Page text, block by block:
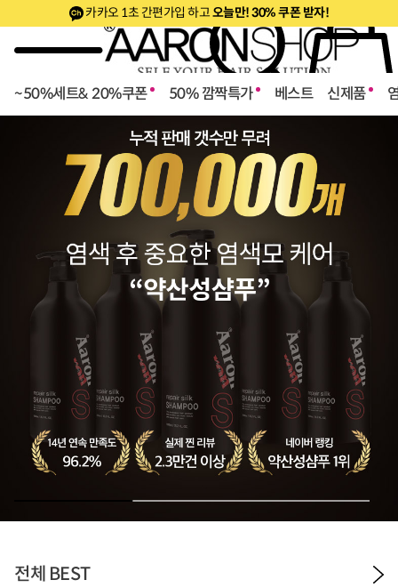
카카오 1초 간편가입 하고오늘만! 30% 쿠폰 받자!
~50%세트& 20%쿠폰 50% 깜짝특가 베스트 신제품
전체 BEST